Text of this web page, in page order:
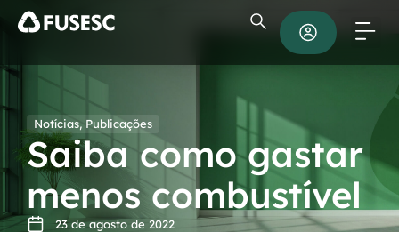
Notícias, Publicações
Saiba como gastar
menos combustível
23 de agosto de 2022